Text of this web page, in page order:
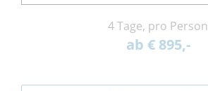
4 Tage, pro Person
ab € 895,-